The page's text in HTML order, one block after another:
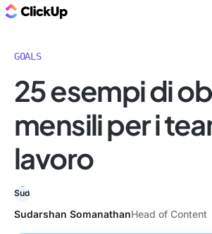
GOALS
25 esempi di
mensili per i
lavoro
Sudarshan SomanathanHead of Content